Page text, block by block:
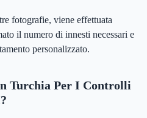
fotografie, viene effettuata
il numero di innesti necessari e
personalizzato.
Turchia Per I Controlli